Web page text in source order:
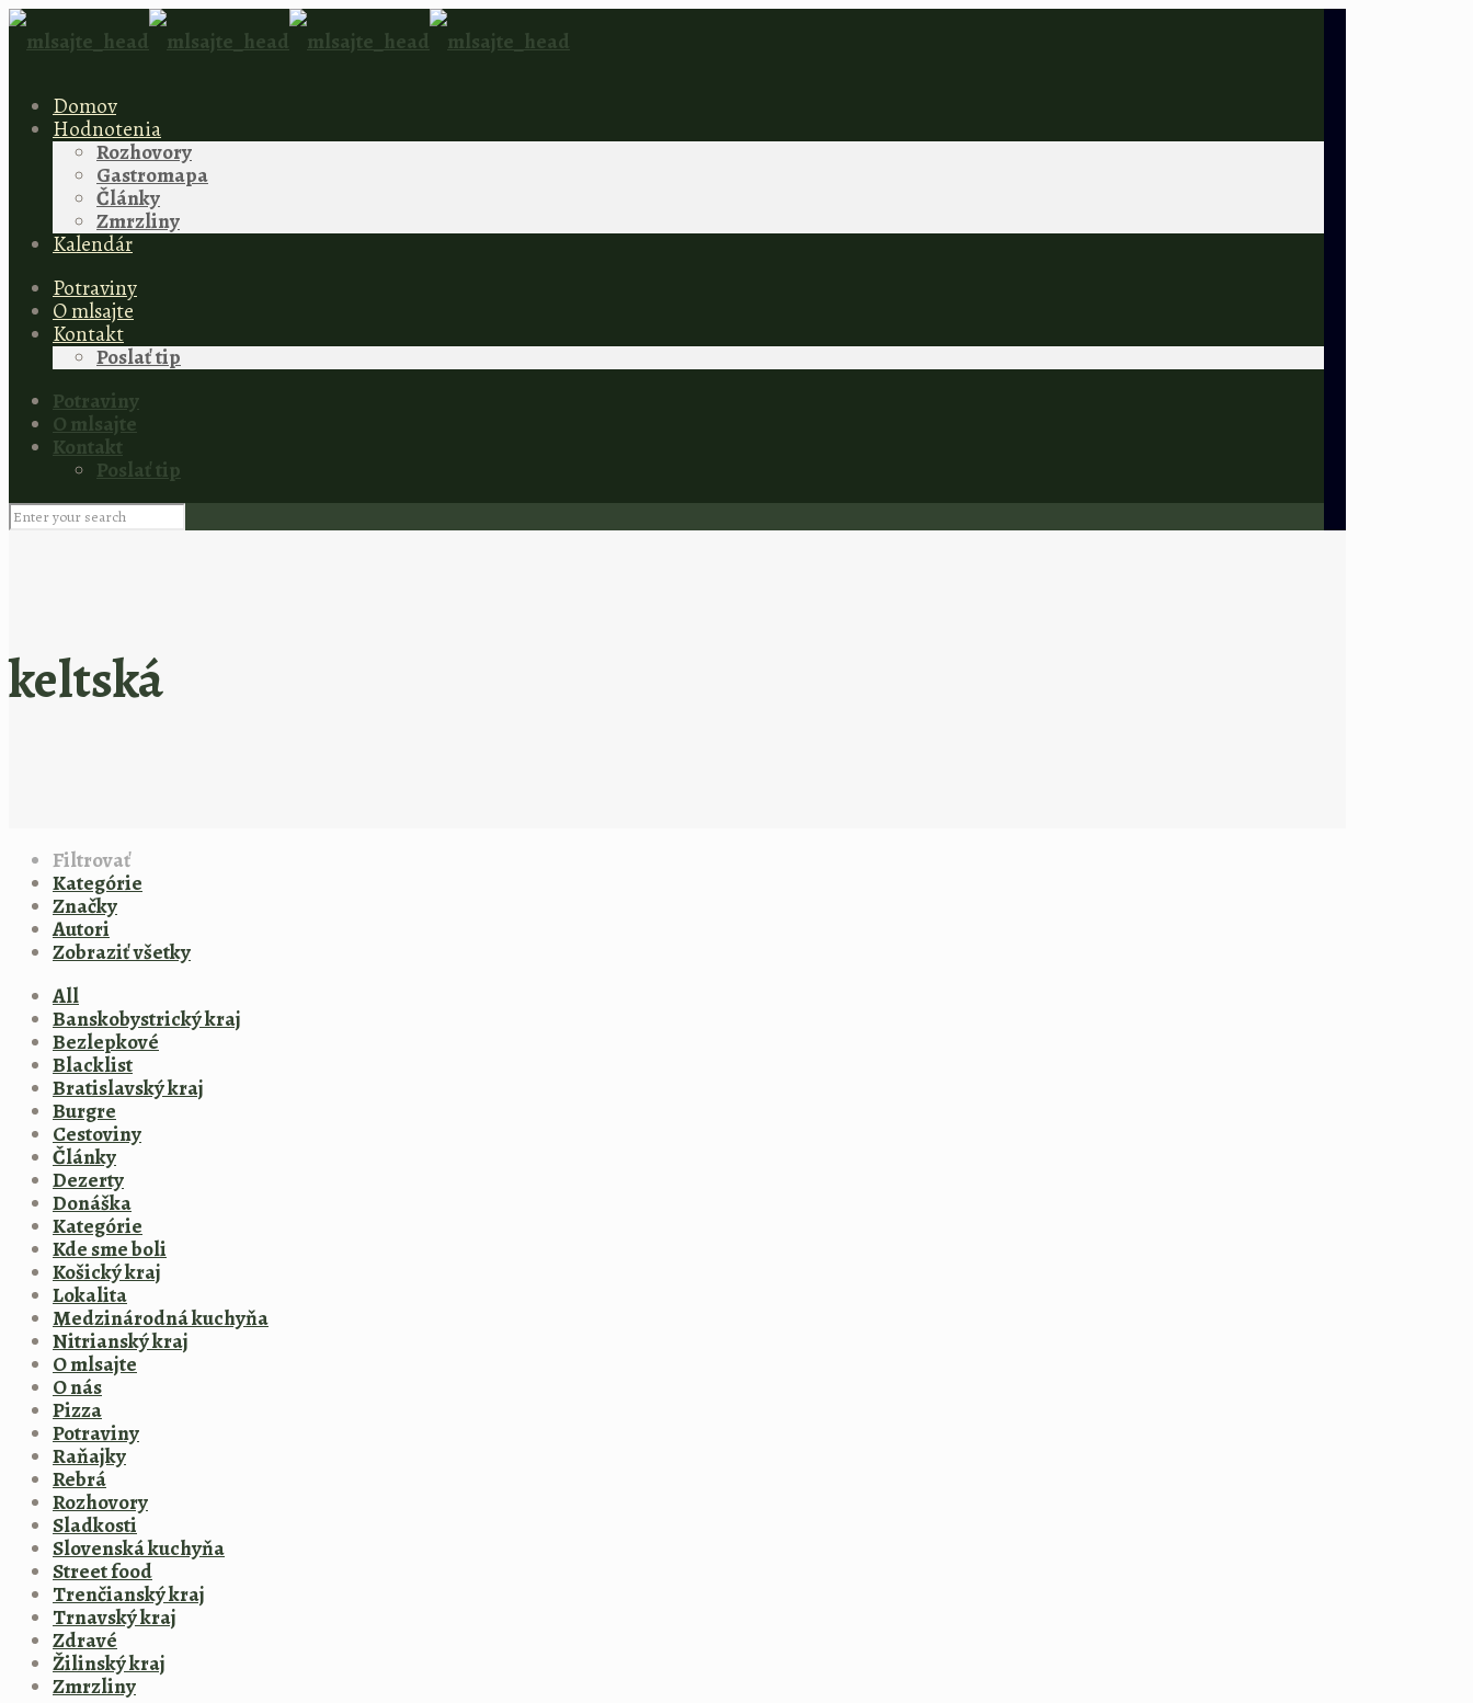
Domov
Hodnotenia
Rozhovory
Gastromapa
Články
Zmrzliny
Kalendár
Potraviny
O mlsajte
Kontakt
Poslať tip
Potraviny
O mlsajte
Kontakt
Poslať tip
keltská
Filtrovať
Kategórie
Značky
Autori
Zobraziť všetky
All
Banskobystrický kraj
Bezlepkové
Blacklist
Bratislavský kraj
Burgre
Cestoviny
Články
Dezerty
Donáška
Kategórie
Kde sme boli
Košický kraj
Lokalita
Medzinárodná kuchyňa
Nitrianský kraj
O mlsajte
O nás
Pizza
Potraviny
Raňajky
Rebrá
Rozhovory
Sladkosti
Slovenská kuchyňa
Street food
Trenčianský kraj
Trnavský kraj
Zdravé
Žilinský kraj
Zmrzliny